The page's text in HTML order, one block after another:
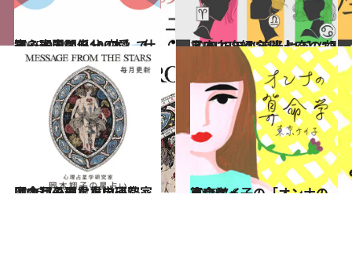
2025.9.28
【心理テスト100本】で知る本当の自分 恋愛、仕事、人間関係…
占い 2024.12.13
【2025年の年間占い】“視える占い師”流光七奈の12星座占い
占い
2026.7.31
【今月のあなたの運勢は？】心理占星学研究家 岡本翔子の星占い
占い 2026.7.6
東京ケイ子の「オンナの算命学」
占い